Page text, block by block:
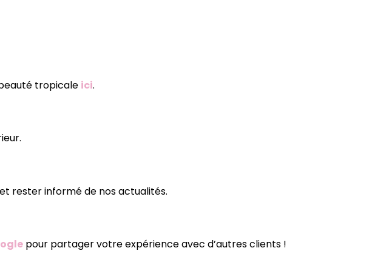
tropicale ici.
rester informé de nos actualités.
pour partager votre expérience avec d’autres clients !